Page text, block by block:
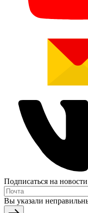
Подписаться на новости
Вы указали